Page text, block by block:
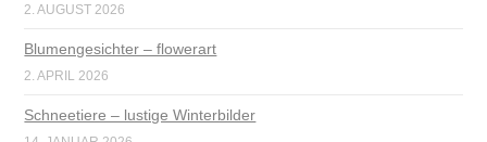
2. AUGUST 2026
Blumengesichter – flowerart
2. APRIL 2026
Schneetiere – lustige Winterbilder